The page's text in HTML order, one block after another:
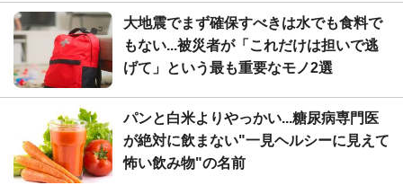
大地震でまず確保すべきは水でも食料で
もない...被災者が「これだけは担いで逃
げて」という最も重要なモノ2選
パンと白米よりやっかい...糖尿病専門医
が絶対に飲まない"一見ヘルシーに見えて
怖い飲み物"の名前